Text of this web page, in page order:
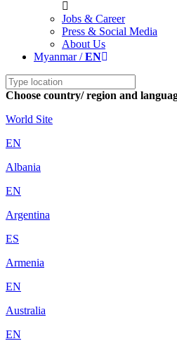
Jobs & Career
Press & Social Media
About Us
Myanmar /EN
Choose country/ region and
World Site
EN
Albania
EN
Argentina
ES
Armenia
EN
Australia
EN